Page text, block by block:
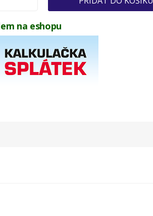
na eshopu